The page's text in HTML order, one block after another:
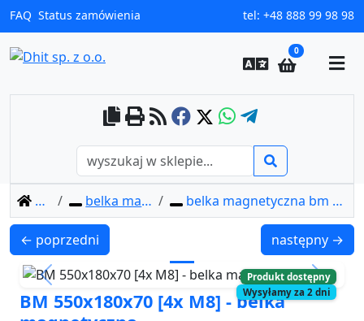
FAQ Status zamówienia tel: +48 888 99 98 98
0
home belka magnetyczna belka magnetyczna bm 550x180x70 [4x m8]
BM 510x180x70 [4x M8] - belka magnetyczna
← poprzedni BM
następny →
Produkt dostępny
Wysyłamy za 2 dni
Previous Next
BM 550x180x70 [4x M8] - belka